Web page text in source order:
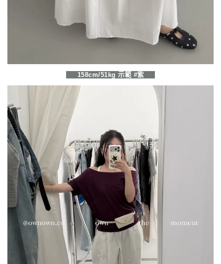
158cm/51kg 示範 #紫